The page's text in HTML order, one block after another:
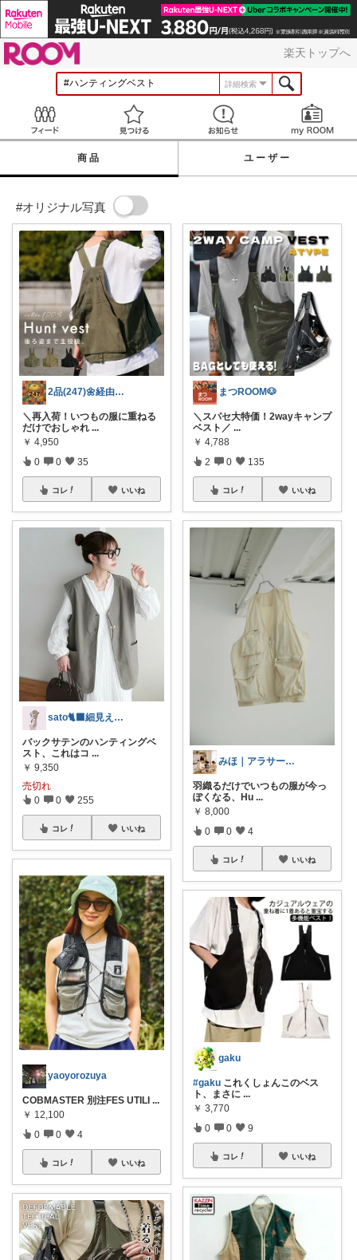
楽天トップへ
詳細検索
見つける お知らせ
商品 ユーザー
#オリジナル写真
2品(247)🌼経由購入感謝です🌼
＼再入荷！いつもの服に重ねる
だけでおしゃれ ...
￥ 4,950
0 0 35
コレ いいね
sato🐈‍⬛細見え×淡色コーデ
バックサテンのハンティングベ
スト、これはコ ...
￥ 9,350
売切れ
0 0 255
コレ いいね
yaoyorozuya
COBMASTER 別注FES UTILI ...
￥ 12,100
0 0 4
コレ いいね
まつROOM🐶
＼スパセ大特価！2wayキャンプ
ベスト／ ...
￥ 4,788
2 0 135
コレ いいね
みほ｜アラサー主婦｜共働き｜2児育児中
羽織るだけでいつもの服が今っ
ぽくなる、Hu ...
￥ 8,000
0 0 4
コレ いいね
gaku
#gaku これくしょんこのベス
ト、まさに ...
￥ 3,770
0 0 9
コレ いいね